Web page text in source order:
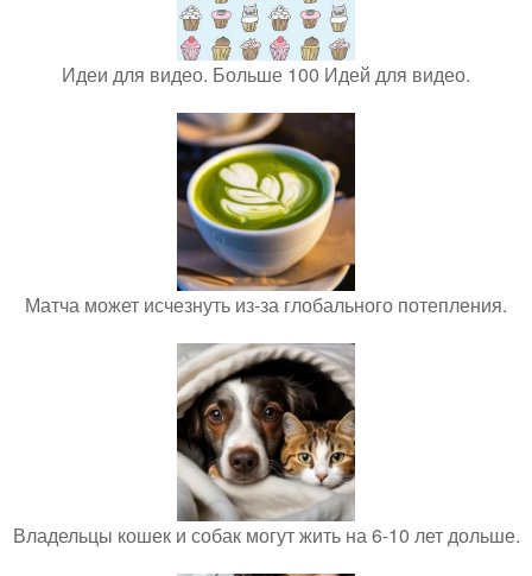
Идеи для видео. Больше 100 Идей для видео.
Матча может исчезнуть из-за глобального потепления.
Владельцы кошек и собак могут жить на 6-10 лет дольше.